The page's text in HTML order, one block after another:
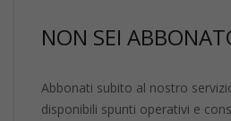
NON SEI
Abbonati subito al nostro
disponibili spunti operativi e